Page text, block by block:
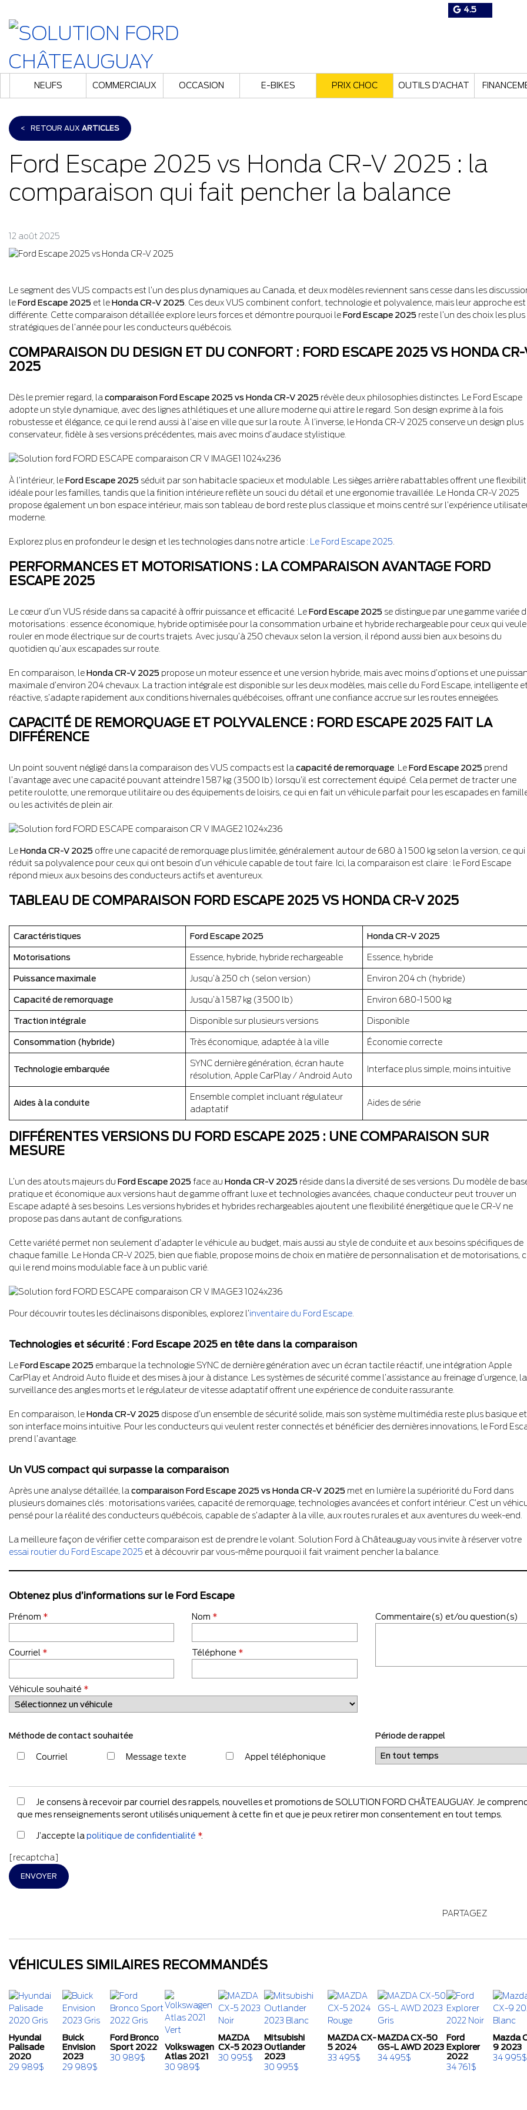
4.5
NEUFS COMMERCIAUX OCCASION E-BIKES PRIX CHOC OUTILS D’ACHAT
< RETOUR AUX ARTICLES
Ford Escape 2025 vs Honda CR-V 2025 : la
comparaison qui fait pencher la balance
12 août 2025
Le segment des VUS compacts est l’un des plus dynamiques au Canada, et deux modèles reviennent sans cesse dans les
leFord Escape 2025 et leHonda CR-V 2025 . Ces deux VUS combinent confort, technologie et polyvalence, mais leur approche est
différente. Cette comparaison détaillée explore leurs forces et démontre pourquoi leFord Escape 2025 reste l’un des choix les plus
stratégiques de l’année pour les conducteurs québécois.
COMPARAISON DU DESIGN ET DU CONFORT : FORD ESCAPE 2025 VS HONDA CR-
2025
Dès le premier regard, la comparaison Ford Escape 2025 vs Honda CR-V 2025 révèle deux philosophies distinctes. Le Ford Escape
adopte un style dynamique, avec des lignes athlétiques et une allure moderne qui attire le regard. Son design exprime à la fois
robustesse et élégance, ce qui le rend aussi à l’aise en ville que sur la route. À l’inverse, le Honda CR-V 2025 conserve un design plus
conservateur, fidèle à ses versions précédentes, mais avec moins d’audace stylistique.
À l’intérieur, leFord Escape 2025 séduit par son habitacle spacieux et modulable. Les sièges arrière rabattables offrent une
idéale pour les familles, tandis que la finition intérieure reflète un souci du détail et une ergonomie travaillée. Le Honda CR-V 2025
propose également un bon espace intérieur, mais son tableau de bord reste plus classique et moins centré sur l’expérience
moderne.
Explorez plus en profondeur le design et les technologies dans notre article : Le Ford Escape 2025
PERFORMANCES ET MOTORISATIONS : LA COMPARAISON AVANTAGE FORD
ESCAPE 2025
Le cœur d’un VUS réside dans sa capacité à offrir puissance et efficacité. LeFord Escape 2025 se distingue par une gamme variée
motorisations : essence économique, hybride optimisée pour la consommation urbaine et hybride rechargeable pour ceux qui
rouler en mode électrique sur de courts trajets. Avec jusqu’à 250 chevaux selon la version, il répond aussi bien aux besoins du
quotidien qu’aux escapades sur route.
En comparaison, leHonda CR-V 2025 propose un moteur essence et une version hybride, mais avec moins d’options et une
maximale d’environ 204 chevaux. La traction intégrale est disponible sur les deux modèles, mais celle du Ford Escape, intelligente
réactive, s’adapte rapidement aux conditions hivernales québécoises, offrant une confiance accrue sur les routes enneigées.
CAPACITÉ DE REMORQUAGE ET POLYVALENCE : FORD ESCAPE 2025 FAIT LA
DIFFÉRENCE
Un point souvent négligé dans la comparaison des VUS compacts est la capacité de remorquage . LeFord Escape 2025 prend
l’avantage avec une capacité pouvant atteindre 1 587 kg (3 500 lb) lorsqu’il est correctement équipé. Cela permet de tracter une
petite roulotte, une remorque utilitaire ou des équipements de loisirs, ce qui en fait un véhicule parfait pour les escapades en
ou les activités de plein air.
LeHonda CR-V 2025 offre une capacité de remorquage plus limitée, généralement autour de 680 à 1 500 kg selon la version, ce qui
réduit sa polyvalence pour ceux qui ont besoin d’un véhicule capable de tout faire. Ici, la comparaison est claire : le Ford Escape
répond mieux aux besoins des conducteurs actifs et aventureux.
TABLEAU DE COMPARAISON FORD ESCAPE 2025 VS HONDA CR-V 2025
Caractéristiques Ford Escape 2025 Honda CR-V 2025
Motorisations Essence, hybride, hybride rechargeable Essence, hybride
Puissance maximale Jusqu’à 250 ch (selon version) Environ 204 ch (hybride)
Capacité de remorquage Jusqu’à 1 587 kg (3 500 lb) Environ 680-1 500 kg
Traction intégrale Disponible sur plusieurs versions Disponible
Consommation (hybride) Très économique, adaptée à la ville Économie correcte
Technologie embarquée
SYNC dernière génération, écran haute
résolution, Apple CarPlay / Android Auto
Interface plus simple, moins intuitive
Aides à la conduite
Ensemble complet incluant régulateur
adaptatif
Aides de série
DIFFÉRENTES VERSIONS DU FORD ESCAPE 2025 : UNE COMPARAISON SUR
MESURE
L’un des atouts majeurs du Ford Escape 2025 face au Honda CR-V 2025 réside dans la diversité de ses versions. Du modèle de
pratique et économique aux versions haut de gamme offrant luxe et technologies avancées, chaque conducteur peut trouver un
Escape adapté à ses besoins. Les versions hybrides et hybrides rechargeables ajoutent une flexibilité énergétique que le CR-V ne
propose pas dans autant de configurations.
Cette variété permet non seulement d’adapter le véhicule au budget, mais aussi au style de conduite et aux besoins spécifiques de
chaque famille. Le Honda CR-V 2025, bien que fiable, propose moins de choix en matière de personnalisation et de motorisations,
qui le rend moins modulable face à un public varié.
Pour découvrir toutes les déclinaisons disponibles, explorez l’inventaire du Ford Escape
Technologies et sécurité : Ford Escape 2025 en tête dans la comparaison
LeFord Escape 2025 embarque la technologie SYNC de dernière génération avec un écran tactile réactif, une intégration Apple
CarPlay et Android Auto fluide et des mises à jour à distance. Les systèmes de sécurité comme l’assistance au freinage d’urgence, la
surveillance des angles morts et le régulateur de vitesse adaptatif offrent une expérience de conduite rassurante.
En comparaison, leHonda CR-V 2025 dispose d’un ensemble de sécurité solide, mais son système multimédia reste plus basique et
son interface moins intuitive. Pour les conducteurs qui veulent rester connectés et bénéficier des dernières innovations, le Ford
prend l’avantage.
Un VUS compact qui surpasse la comparaison
Après une analyse détaillée, la comparaison Ford Escape 2025 vs Honda CR-V 2025 met en lumière la supériorité du Ford dans
plusieurs domaines clés : motorisations variées, capacité de remorquage, technologies avancées et confort intérieur. C’est un
pensé pour la réalité des conducteurs québécois, capable de s’adapter à la ville, aux routes rurales et aux aventures du week-end.
La meilleure façon de vérifier cette comparaison est de prendre le volant. Solution Ford à Châteauguay vous invite à réserver votre
essai routier du Ford Escape 2025 et à découvrir par vous-même pourquoi il fait vraiment pencher la balance.
Obtenez plus d’informations sur le Ford Escape
Prénom * Nom *
Courriel * Téléphone *
Véhicule souhaité *
Commentaire(s) et/ou question(s)
Méthode de contact souhaitée
Courriel Message texte Appel téléphonique
Période de rappel
Je consens à recevoir par courriel des rappels, nouvelles et promotions de SOLUTION FORD CHÂTEAUGUAY. Je
que mes renseignements seront utilisés uniquement à cette fin et que je peux retirer mon consentement en tout temps.
J’accepte lapolitique de confidentialité *.
[recaptcha]
PARTAGEZ
VÉHICULES SIMILAIRES RECOMMANDÉS
Hyundai
Palisade
2020
29 989$
Buick
Envision
2023
29 989$
Ford Bronco
Sport 2022
30 989$
Volkswagen
Atlas 2021
30 989$
MAZDA
CX-5 2023
30 995$
Mitsubishi
Outlander
2023
30 995$
MAZDA CX-
5 2024
33 495$
MAZDA CX-50
GS-L AWD 2023
34 495$
Ford
Explorer
2022
34 761$
Mazda
9 2023
34 995$